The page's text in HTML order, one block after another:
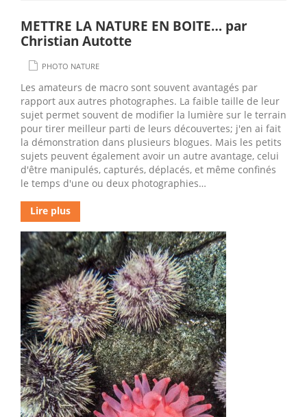
METTRE LA NATURE EN BOITE… par
Christian Autotte
PHOTO NATURE
Les amateurs de macro sont souvent avantagés par
rapport aux autres photographes. La faible taille de leur
sujet permet souvent de modifier la lumière sur le terrain
pour tirer meilleur parti de leurs découvertes; j'en ai fait
la démonstration dans plusieurs blogues. Mais les petits
sujets peuvent également avoir un autre avantage, celui
d'être manipulés, capturés, déplacés, et même confinés
le temps d'une ou deux photographies…
Lire plus